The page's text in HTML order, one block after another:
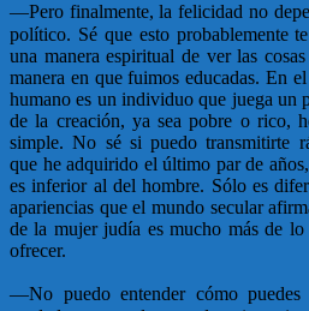
—Pero finalmente, la felicidad no
político. Sé que esto probablemente
una manera espiritual de ver las
manera en que fuimos educadas. En
humano es un individuo que juega un
de la creación, ya sea pobre o rico,
simple. No sé si puedo transmitirte
que he adquirido el último par de
es inferior al del hombre. Sólo es
apariencias que el mundo secular
de la mujer judía es mucho más de
ofrecer.
—No puedo entender cómo